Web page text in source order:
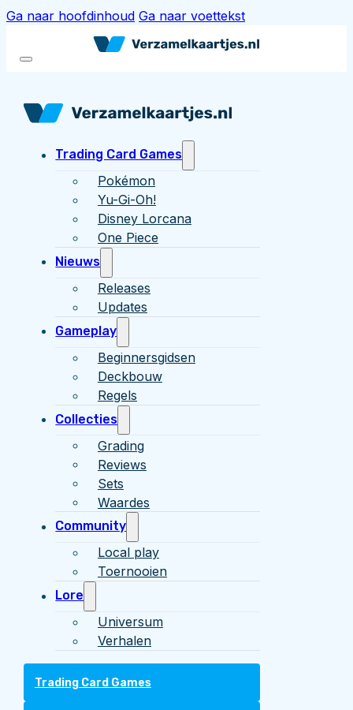
Ga naar hoofdinhoud Ga naar voettekst
Trading Card Games
Pokémon
Yu-Gi-Oh!
Disney Lorcana
One Piece
Nieuws
Releases
Updates
Gameplay
Beginnersgidsen
Deckbouw
Regels
Collecties
Grading
Reviews
Sets
Waardes
Community
Local play
Toernooien
Lore
Universum
Verhalen
Trading Card Games